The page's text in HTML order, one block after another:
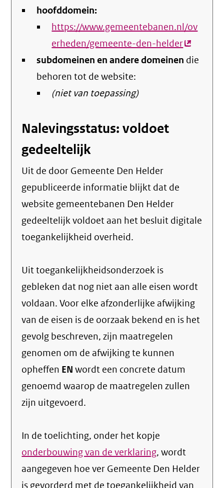
hoofddomein:
https://www.gemeentebanen.nl/ov
erheden/gemeente-den-helder(externe
link)
subdomeinen en andere domeinen die
behoren tot de website:
(niet van toepassing)
Nalevingsstatus: voldoet
gedeeltelijk
Uit de door Gemeente Den Helder
gepubliceerde informatie blijkt dat de
website gemeentebanen Den Helder
gedeeltelijk voldoet aan het besluit digitale
toegankelijkheid overheid.
Uit toegankelijkheidsonderzoek is
gebleken dat nog niet aan alle eisen wordt
voldaan. Voor elke afzonderlijke afwijking
van de eisen is de oorzaak bekend en is het
gevolg beschreven, zijn maatregelen
genomen om de afwijking te kunnen
opheffen EN wordt een concrete datum
genoemd waarop de maatregelen zullen
zijn uitgevoerd.
In de toelichting, onder het kopje
onderbouwing van de verklaring, wordt
aangegeven hoe ver Gemeente Den Helder
is gevorderd met de toegankelijkheid van